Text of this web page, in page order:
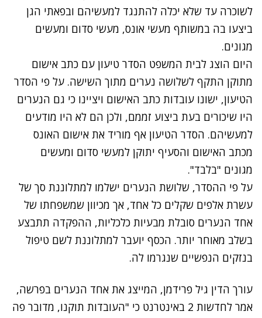
לשוכרה עד שלא יכלה להתנגד למעשיהם ובפאתי הגן
ביצעו בה במשותף מעשי אונס, מעשי סדום ומעשים
מגונים.
היום הוצג לבית המשפט הסדר טיעון עם כתב אישום
מתוקן התקף לשלושה נערים מתוך השישה. על פי הסדר
הטיעון, ישונו עובדות כתב האישום ויציינו כי גם הנערים
היו שיכורים בעת ביצוע זממם, ולכן הם לא היו מודעים
למעשיהם. הסדר הטיעון אף מוריד את אישום האונס
מכתב האישום והסעיף יתוקן למעשי סדום ומעשים
מגונים "בלבד".
על פי ההסדר, שלושת הנערים ישלמו למתלוננת סך של
עשרת אלפים שקלים כל אחד, אך מכיוון שמשפחתו של
אחד הנערים סובלת מבעיות כלכליות, ההפקדה תתבצע
בשלב מאוחר יותר. הכסף יועבר למתלוננת לשם טיפול
בנזקים הנפשיים שנגרמו לה.
עורך הדין גיל פרידמן, המייצג את אחד הנערים בפרשה,
אמר לחדשות 2 באינטרנט כי "העובדות תוקנו, מדובר פה